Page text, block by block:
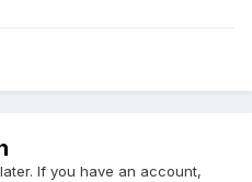
If you have an account,